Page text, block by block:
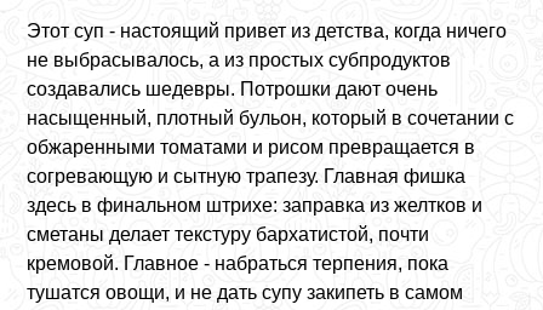
Этот суп - настоящий привет из детства, когда ничего
не выбрасывалось, а из простых субпродуктов
создавались шедевры. Потрошки дают очень
насыщенный, плотный бульон, который в сочетании с
обжаренными томатами и рисом превращается в
согревающую и сытную трапезу. Главная фишка
здесь в финальном штрихе: заправка из желтков и
сметаны делает текстуру бархатистой, почти
кремовой. Главное - набраться терпения, пока
тушатся овощи, и не дать супу закипеть в самом